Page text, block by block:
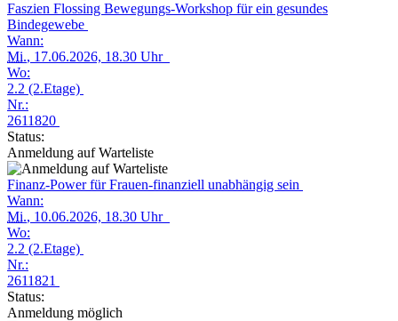
Faszien Flossing Bewegungs-Workshop für ein gesundes
Bindegewebe
Wann:
Mi., 17.06.2026, 18.30 Uhr
Wo:
2.2 (2.Etage)
Nr.:
2611820
Status:
Anmeldung auf Warteliste
Finanz-Power für Frauen-finanziell unabhängig sein
Wann:
Mi., 10.06.2026, 18.30 Uhr
Wo:
2.2 (2.Etage)
Nr.:
2611821
Status:
Anmeldung möglich